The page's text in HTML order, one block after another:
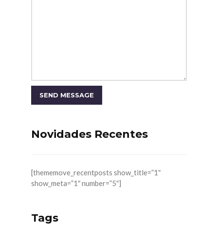
Novidades Recentes
[thememove_recentposts show_title=”1″
show_meta=”1″ number=”5″]
Tags